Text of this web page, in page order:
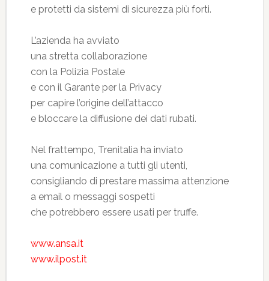
e protetti da sistemi di sicurezza più forti.
L’azienda ha avviato
una stretta collaborazione
con la Polizia Postale
e con il Garante per la Privacy
per capire l’origine dell’attacco
e bloccare la diffusione dei dati rubati.
Nel frattempo, Trenitalia ha inviato
una comunicazione a tutti gli utenti,
consigliando di prestare massima attenzione
a email o messaggi sospetti
che potrebbero essere usati per truffe.
www.ansa.it
www.ilpost.it